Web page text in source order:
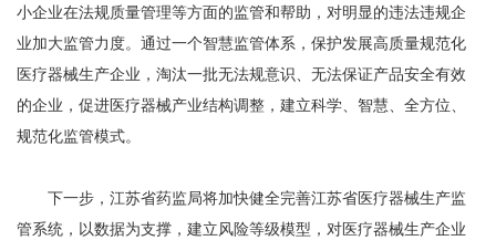
小企业在法规质量管理等方面的监管和帮助，对明显的违法违规企
业加大监管力度。通过一个智慧监管体系，保护发展高质量规范化
医疗器械生产企业，淘汰一批无法规意识、无法保证产品安全有效
的企业，促进医疗器械产业结构调整，建立科学、智慧、全方位、
规范化监管模式。
下一步，江苏省药监局将加快健全完善江苏省医疗器械生产监
管系统，以数据为支撑，建立风险等级模型，对医疗器械生产企业